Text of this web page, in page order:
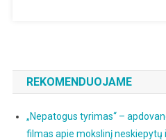
REKOMENDUOJAME
„Nepatogus tyrimas“ –
filmas apie mokslinį neskiepytų